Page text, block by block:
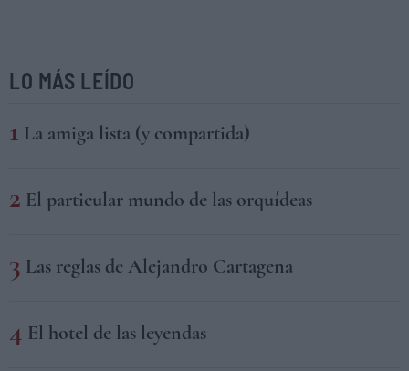
LO MÁS LEÍDO
La amiga lista (y compartida)
El particular mundo de las orquídeas
Las reglas de Alejandro Cartagena
El hotel de las leyendas